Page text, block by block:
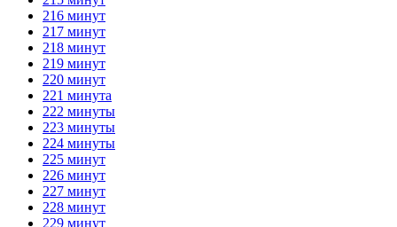
216 минут
217 минут
218 минут
219 минут
220 минут
221 минута
222 минуты
223 минуты
224 минуты
225 минут
226 минут
227 минут
228 минут
229 минут